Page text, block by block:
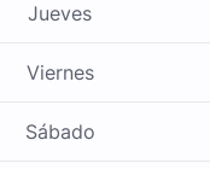
Jueves
Viernes
Sábado